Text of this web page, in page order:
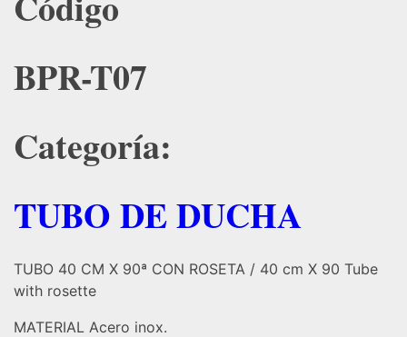
BPR-T07
Categoría:
TUBO DE DUCHA
TUBO 40 CM X 90ª CON ROSETA / 40 cm X 90 Tube
with rosette
MATERIAL Acero inox.